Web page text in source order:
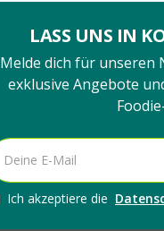
LASS UNS IN
Melde dich für unseren
exklusive Angebote
Ich akzeptiere die